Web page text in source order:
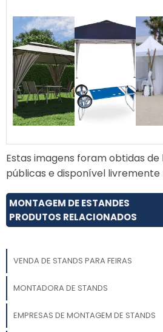
tamanho
e cores
Estas imagens foram obtidas
públicas e disponível
MONTAGEM DE ESTANDES
PRODUTOS RELACIONADOS
VENDA DE STANDS PARA FEIRAS
MONTADORA DE STANDS
EMPRESAS DE MONTAGEM DE STANDS